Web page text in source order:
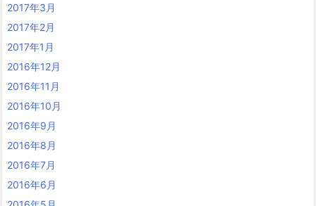
2017年3月
2017年2月
2017年1月
2016年12月
2016年11月
2016年10月
2016年9月
2016年8月
2016年7月
2016年6月